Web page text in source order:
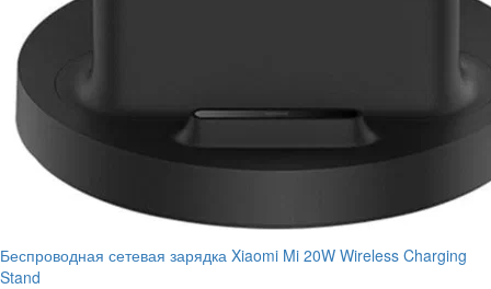
Беспроводная сетевая зарядка Xiaomi Mi 20W Wireless Charging
Stand